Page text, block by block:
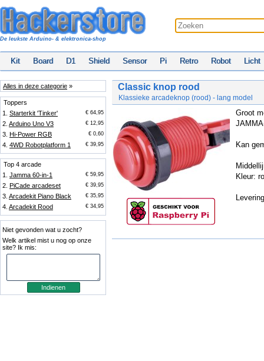
De leukste Arduino- & elektronica-shop
Kit Board D1 Shield Sensor Pi Retro Robot Licht
Alles in deze categorie »
Toppers
1. Starterkit 'Tinker' € 64,95
2. Arduino Uno V3 € 12,95
3. Hi-Power RGB € 0,60
4. 4WD Robotplatform 1 € 39,95
Top 4 arcade
1. Jamma 60-in-1 € 59,95
2. PiCade arcadeset € 39,95
3. Arcadekit Piano Black € 35,95
4. Arcadekit Rood € 34,95
Niet gevonden wat u zocht?
Welk artikel mist u nog op onze
site? Ik mis:
Classic knop rood
Klassieke arcadeknop (rood) - lang model
Groot
Kan
Kleur: